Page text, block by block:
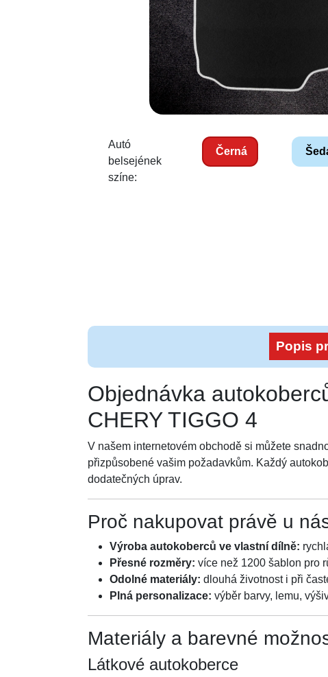
Autó
belsejének
színe:
Černá
Popis
Objednávka
CHERY TIGGO 4
V našem internetovém obchodě si můžete
přizpůsobené vašim požadavkům. Každý
dodatečných úprav.
Proč nakupovat právě u
Výroba autokoberců ve vlastní dílně:
Přesné rozměry: více než 1200 šablon pro
Odolné materiály: dlouhá životnost i při
Plná personalizace: výběr barvy, lemu,
Materiály a barevné
Látkové autokoberce